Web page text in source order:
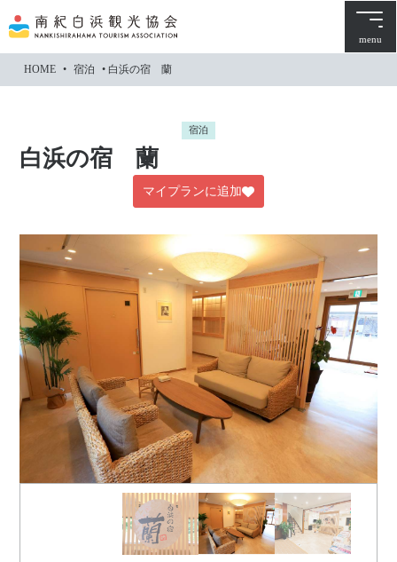
文
に
menu
HOME • 宿泊 • 白浜の宿 蘭
宿泊
白浜の宿 蘭
マイプランに追加